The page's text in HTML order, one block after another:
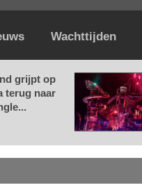
Wachttijden
grijpt op
terug naar